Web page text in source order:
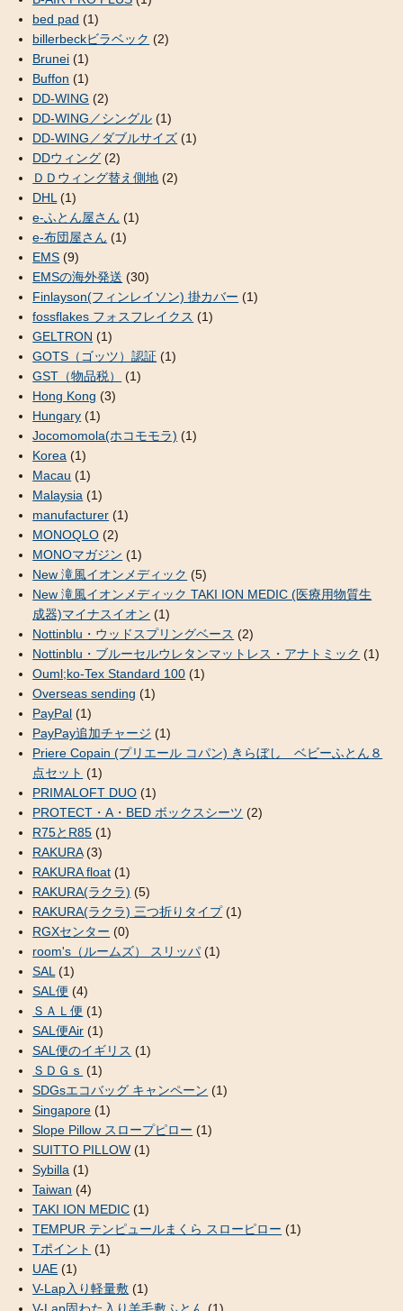
bed pad (1)
billerbeckビラベック (2)
Brunei (1)
Buffon (1)
DD-WING (2)
DD-WING／シングル (1)
DD-WING／ダブルサイズ (1)
DDウィング (2)
ＤＤウィング替え側地 (2)
DHL (1)
e-ふとん屋さん (1)
e-布団屋さん (1)
EMS (9)
EMSの海外発送 (30)
Finlayson(フィンレイソン) 掛カバー (1)
fossflakes フォスフレイクス (1)
GELTRON (1)
GOTS（ゴッツ）認証 (1)
GST（物品税）
(1)
Hong Kong (3)
Hungary (1)
Jocomomola(ホコモモラ) (1)
Korea (1)
Macau (1)
Malaysia (1)
manufacturer (1)
MONOQLO (2)
MONOマガジン (1)
New 滝風イオンメディック (5)
New 滝風イオンメディック TAKI ION MEDIC (医療用物質生
成器)マイナスイオン (1)
Nottinblu・ウッドスプリングベース (2)
Nottinblu・ブルーセルウレタンマットレス・アナトミック (1)
Ouml;ko-Tex Standard 100 (1)
Overseas sending (1)
PayPal (1)
PayPay追加チャージ (1)
Priere Copain (プリエール コパン) きらぼし ベビーふとん８
点セット (1)
PRIMALOFT DUO (1)
PROTECT・A・BED ボックスシーツ (2)
R75とR85 (1)
RAKURA(3)
RAKURA float (1)
RAKURA(ラクラ) (5)
RAKURA(ラクラ) 三つ折りタイプ(1)
RGXセンター (0)
room's（ルームズ） スリッパ (1)
SAL (1)
SAL便 (4)
ＳＡＬ便 (1)
SAL便Air (1)
SAL便のイギリス (1)
ＳＤＧｓ (1)
SDGsエコバッグ キャンペーン (1)
Singapore (1)
Slope Pillow スロープピロー (1)
SUITTO PILLOW (1)
Sybilla (1)
Taiwan (4)
TAKI ION MEDIC (1)
TEMPUR テンピュールまくら スローピロー (1)
Tポイント (1)
UAE (1)
V-Lap入り軽量敷 (1)